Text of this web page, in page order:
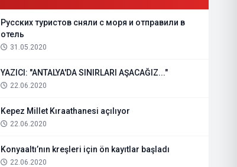
Русских туристов сняли с моря и отправили в
отель
31.05.2020
YAZICI: "ANTALYA'DA SINIRLARI AŞACAĞIZ..."
22.06.2020
Kepez Millet Kıraathanesi açılıyor
22.06.2020
Konyaaltı’nın kreşleri için ön kayıtlar başladı
22.06.2020